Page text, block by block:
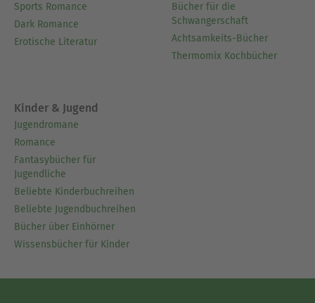
Sports Romance
Dark Romance
Erotische Literatur
Bücher für die
Schwangerschaft
Achtsamkeits-Bücher
Thermomix Kochbücher
Kinder & Jugend
Jugendromane
Romance
Fantasybücher für
Jugendliche
Beliebte Kinderbuchreihen
Beliebte Jugendbuchreihen
Bücher über Einhörner
Wissensbücher für Kinder